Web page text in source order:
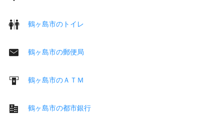
鶴ヶ島市のトイレ
鶴ヶ島市の郵便局
鶴ヶ島市のＡＴＭ
鶴ヶ島市の都市銀行